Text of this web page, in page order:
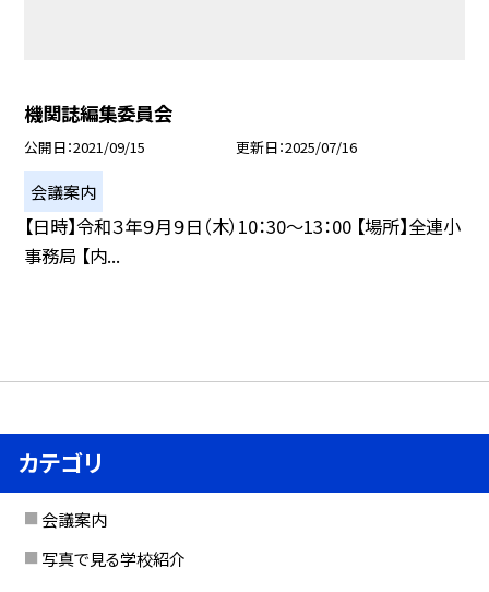
機関誌編集委員会
公開日 2021/09/15 更新日 2025/07/16
会議案内
【日時】令和３年９月９日（木）10：30〜13：00 【場所】全連小
事務局 【内...
カテゴリ
会議案内
写真で見る学校紹介